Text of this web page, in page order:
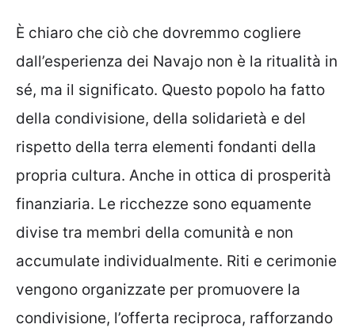
È chiaro che ciò che dovremmo cogliere
dall’esperienza dei Navajo non è la ritualità in
sé, ma il significato. Questo popolo ha fatto
della condivisione, della solidarietà e del
rispetto della terra elementi fondanti della
propria cultura. Anche in ottica di prosperità
finanziaria. Le ricchezze sono equamente
divise tra membri della comunità e non
accumulate individualmente. Riti e cerimonie
vengono organizzate per promuovere la
condivisione, l’offerta reciproca, rafforzando